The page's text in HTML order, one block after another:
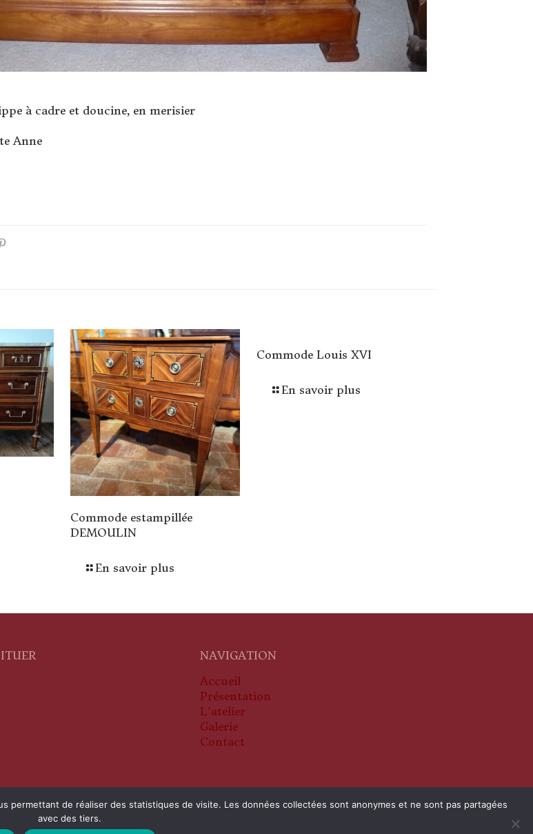
à cadre et doucine, en merisier
Anne
Commode estampillée
DEMOULIN
En savoir plus
Commode Louis XVI
En savoir plus
NAVIGATION
Accueil
Présentation
L'atelier
Galerie
Contact
légales|Une réalisation Agence NGA
permettant de réaliser des statistiques de visite. Les données collectées sont anonymes et ne sont pas partagées
avec des tiers.